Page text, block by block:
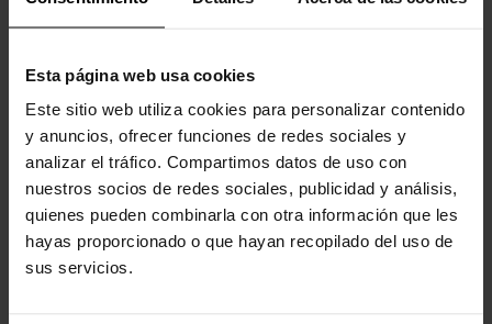
Esta página web usa cookies
Este sitio web utiliza cookies para personalizar contenido
y anuncios, ofrecer funciones de redes sociales y
analizar el tráfico. Compartimos datos de uso con
nuestros socios de redes sociales, publicidad y análisis,
quienes pueden combinarla con otra información que les
hayas proporcionado o que hayan recopilado del uso de
sus servicios.
Clientes que compraram este
produto também compraram:
-20% -20%